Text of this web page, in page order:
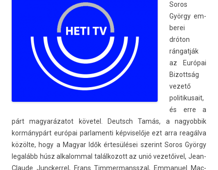
Soros
György em­
berei
dróton
rángatják
az Európai
Bi­zottság
vezető
politikusait,
és erre a
párt magyarázatot követel. De­utsch Tamás, a nagyob­bik
kormánypárt európai par­lamen­ti kép­viselője ezt arra reagálva
közölte, hogy a Magyar Idők értesülései szerint Soros György
legalább húsz al­kalomm­al talál­kozott az unió vezetőivel, Jean-
Claude Juncker­rel, Frans Tim­mermanssz­al, Em­manuel Mac­